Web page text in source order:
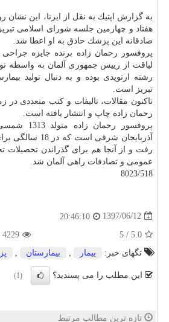
به گزارش اپتیك به نقل از ایرنا، این
هفتاد و چهارمین جلسه شورای اسلامی
صادقانه این پزشك حاذق به او اعطا شد.
پروفسور رحمان زاده برنده جایزه
لیاقت از رییس جمهوری آلمان به واسطه
رشته ارتوپدی بوده و به دنبال تولید
تبریز است.
تاكنون مقالات، تالیفات و كتب متعددی در
رحمان زاده چاپ و انتشار یافته است.
پروفسور
آذربایجان شرقی
رفت و از آنجا هم برای گذراندن
عمومی و تصادفات راهی آلمان شد.
8023/518
1397/06/12
20:46:10
5.0
/
5
4229
تگهای خبر:
بیمار بیمارستان
این مطلب را می پسندید؟ (1)
تازه ترین مطالب مرتبط